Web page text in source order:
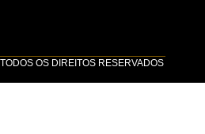
OS DIREITOS RESERVADOS